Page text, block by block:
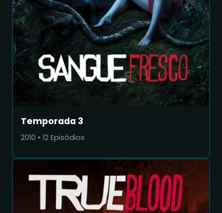
Temporada 3
2010 • 12 Episódios